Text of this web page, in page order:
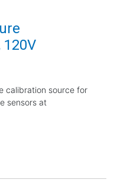
120V
calibration source for
sensors at